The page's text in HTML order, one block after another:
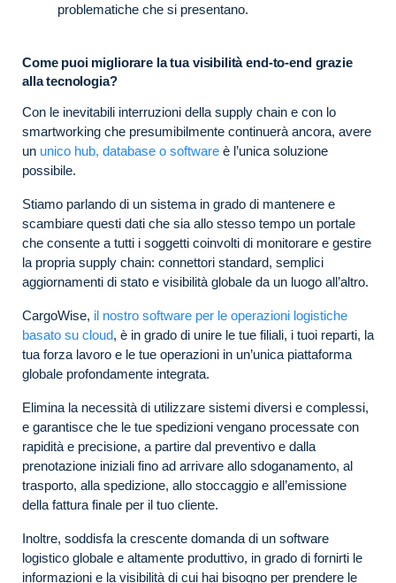
problematiche che si presentano.
Come puoi migliorare la tua visibilità end-to-end grazie
alla tecnologia?
Con le inevitabili interruzioni della supply chain e con lo
smartworking che presumibilmente continuerà ancora, avere
un unico hub, database o software è l’unica soluzione
possibile.
Stiamo parlando di un sistema in grado di mantenere e
scambiare questi dati che sia allo stesso tempo un portale
che consente a tutti i soggetti coinvolti di monitorare e gestire
la propria supply chain: connettori standard, semplici
aggiornamenti di stato e visibilità globale da un luogo all’altro.
CargoWise, il nostro software per le operazioni logistiche
basato su cloud, è in grado di unire le tue filiali, i tuoi reparti, la
tua forza lavoro e le tue operazioni in un’unica piattaforma
globale profondamente integrata.
Elimina la necessità di utilizzare sistemi diversi e complessi,
e garantisce che le tue spedizioni vengano processate con
rapidità e precisione, a partire dal preventivo e dalla
prenotazione iniziali fino ad arrivare allo sdoganamento, al
trasporto, alla spedizione, allo stoccaggio e all’emissione
della fattura finale per il tuo cliente.
Inoltre, soddisfa la crescente domanda di un software
logistico globale e altamente produttivo, in grado di fornirti le
informazioni e la visibilità di cui hai bisogno per prendere le